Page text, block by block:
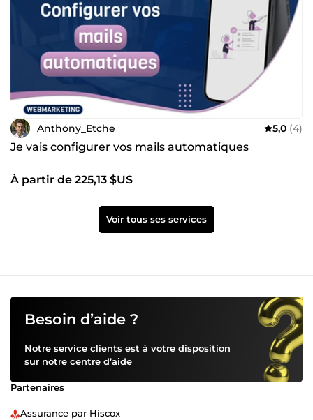
Anthony_Etche 5,0 (4)
Je vais configurer vos mails automatiques
À partir de 225,13 $US
Voir tous ses services
Besoin d’aide ?
Notre service clients est à votre disposition
sur notre centre d’aide
Partenaires
Assurance par Hiscox